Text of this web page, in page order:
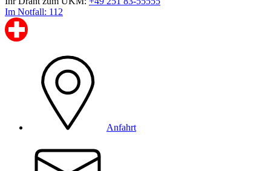
Im Notfall: 112
Anfahrt